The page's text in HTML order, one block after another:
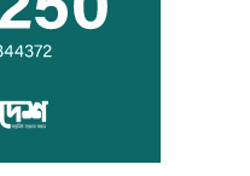
জাদুঘর উন্মুক্ত, প্রথম দিনেই
ভিড়